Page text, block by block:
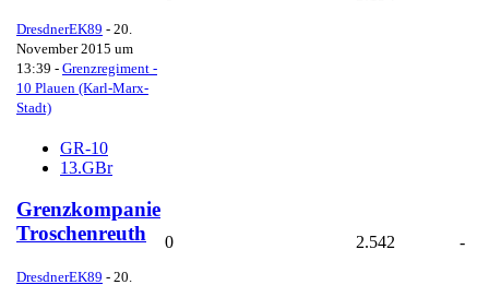
DresdnerEK89 - 20.
November 2015 um
13:39 - Grenzregiment -
10 Plauen (Karl-Marx-
Stadt)
GR-10
13.GBr
Grenzkompanie
Troschenreuth
DresdnerEK89 - 20.
0 2.542 -